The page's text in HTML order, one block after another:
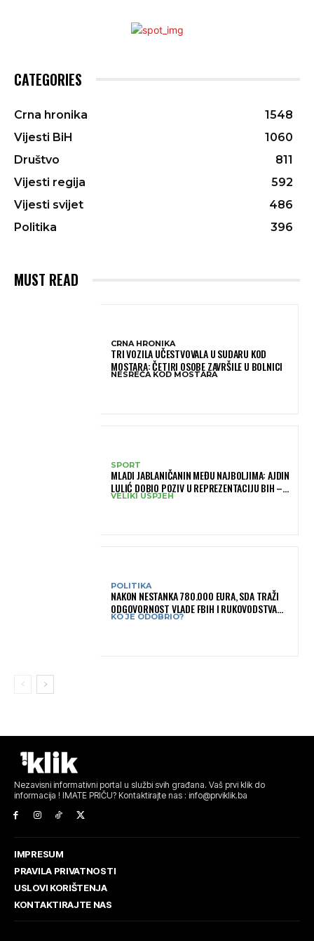
CATEGORIES
Crna hronika
1548
Vijesti BiH
1060
Društvo
811
Vijesti regija
592
Vijesti svijet
486
Politika
396
MUST READ
CRNA HRONIKA
TRI VOZILA UČESTVOVALA U SUDARU KOD
MOSTARA: ČETIRI OSOBE ZAVRŠILE U BOLNICI
NESREĆA KOD MOSTARA
SPORT
MLADI JABLANIČANIN MEĐU NAJBOLJIMA: AJDIN
LULIĆ DOBIO POZIV U REPREZENTACIJU BIH –
BRANIT ĆE BOJE BIH NA SLOVENIA BALL
VELIKI USPJEH
POLITIKA
NAKON NESTANKA 780.000 EURA, SDA TRAŽI
ODGOVORNOST VLADE FBIH I RUKOVODSTVA
IGMANA
KO JE ODOBRIO?
Nezavisni informativni portal u službi svih građana. Vaš prvi klik do
informacija ! IMATE PRIČU? Kontaktirajte nas : info@prviklik.ba
IMPRESUM
PRAVILA PRIVATNOSTI
USLOVI KORIŠTENJA
KONTAKTIRAJTE NAS